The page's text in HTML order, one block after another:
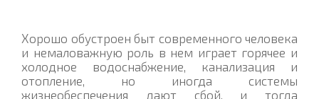
Хорошо обустроен быт современного человека
и немаловажную роль в нем играет горячее и
холодное водоснабжение, канализация и
отопление, но иногда системы
жизнеобеспечения дают сбой, и тогда